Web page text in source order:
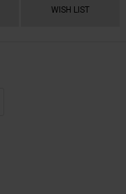
WISH LIST